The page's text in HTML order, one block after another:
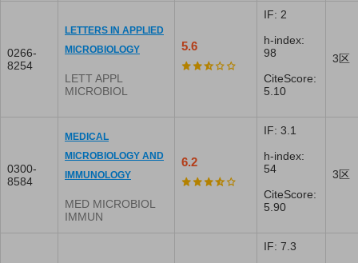
0266-
8254
LETTERS IN APPLIED
MICROBIOLOGY
LETT APPL
MICROBIOL
5.6
IF: 2
h-index:
98
CiteScore:
5.10
3区
0300-
8584
MEDICAL
MICROBIOLOGY AND
IMMUNOLOGY
MED MICROBIOL
IMMUN
6.2
IF: 3.1
h-index:
54
CiteScore:
5.90
3区
IF: 7.3